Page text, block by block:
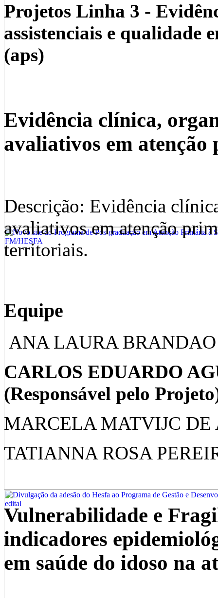
Projetos Linha 3 -
assistenciais e qualidade
(aps)
Evidência clínica,
avaliativos em
Descrição: Evidência
avaliativos em atenção
territoriais.
Equipe
ANA LAURA
CARLOS EDUARDO
(Responsável pelo
MARCELA MATVIJC DE
TATIANNA ROSA
Vulnerabilidade e
indicadores
em saúde do idoso na